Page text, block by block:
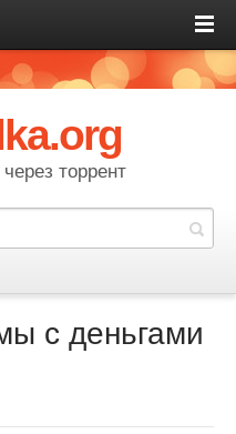
торрент
с деньгами